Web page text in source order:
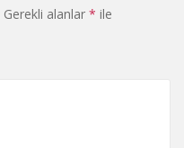
Gerekli alanlar * ile